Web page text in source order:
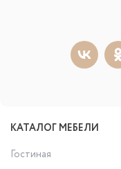
КАТАЛОГ МЕБЕЛИ
Гостиная